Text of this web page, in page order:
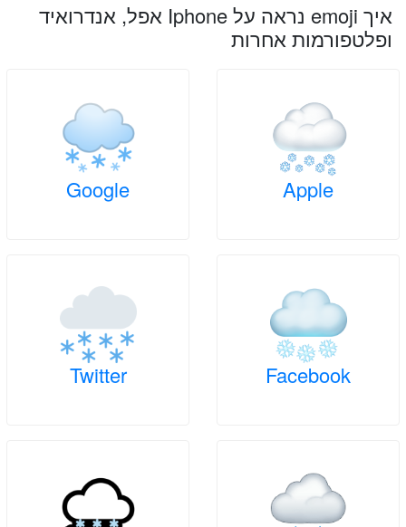
איך emoji נראה על Iphone אפל, אנדרואיד
ופלטפורמות אחרות
Apple
Google
Facebook
Twitter